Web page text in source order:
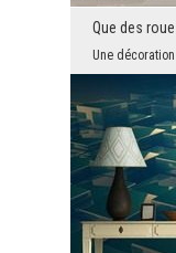
Que des